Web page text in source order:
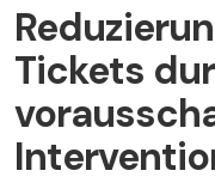
Tickets